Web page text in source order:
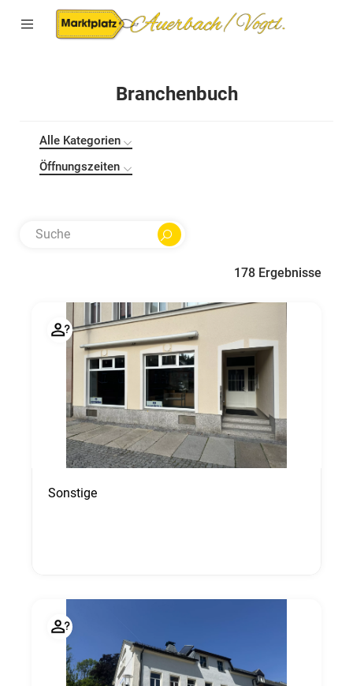
Branchenbuch
Alle Kategorien
Öffnungszeiten
178 Ergebnisse
Sonstige